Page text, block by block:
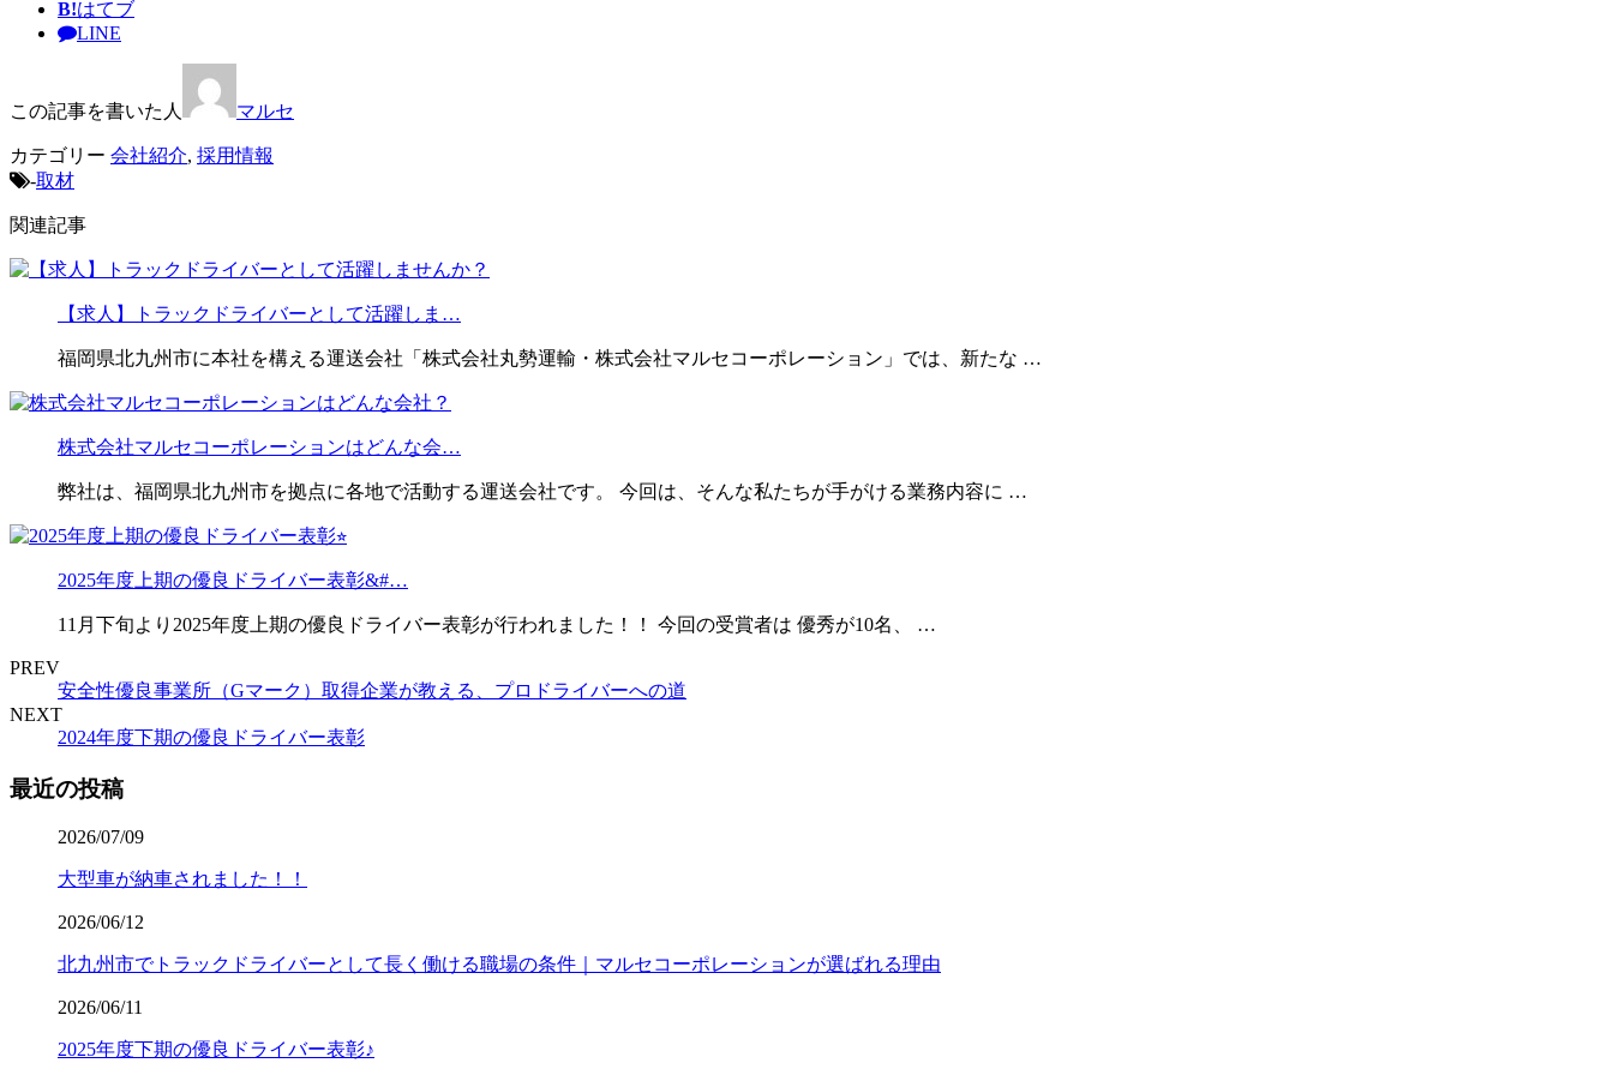
B!はてブ
LINE
この記事を書いた人 マルセ
カテゴリー 会社紹介, 採用情報
-取材
関連記事
【求人】トラックドライバーとして活躍しま…
福岡県北九州市に本社を構える運送会社「株式会社丸勢運輸・株式会社マルセコーポレーション」では、新たな …
株式会社マルセコーポレーションはどんな会…
弊社は、福岡県北九州市を拠点に各地で活動する運送会社です。 今回は、そんな私たちが手がける業務内容に …
2025年度上期の優良ドライバー表彰&#…
11月下旬より2025年度上期の優良ドライバー表彰が行われました！！ 今回の受賞者は 優秀が10名、 …
PREV
安全性優良事業所（Gマーク）取得企業が教える、プロドライバーへの道
NEXT
2024年度下期の優良ドライバー表彰
最近の投稿
2026/07/09
大型車が納車されました！！
2026/06/12
北九州市でトラックドライバーとして長く働ける職場の条件｜マルセコーポレーションが選ばれる理由
2026/06/11
2025年度下期の優良ドライバー表彰♪